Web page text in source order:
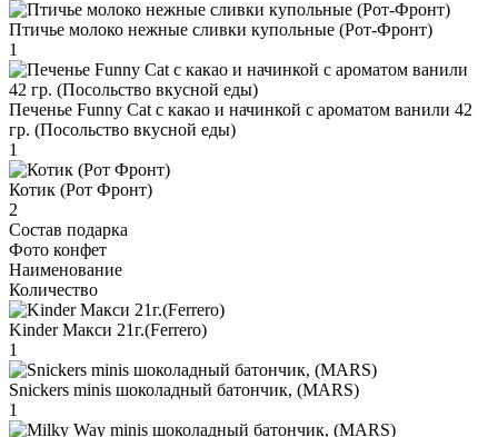
Птичье молоко нежные сливки купольные (Рот-Фронт)
1
Печенье Funny Сat с какао и начинкой с ароматом ванили 42
гр. (Посольство вкусной еды)
1
Котик (Рот Фронт)
2
Состав подарка
Фото конфет
Наименование
Количество
Kinder Макси 21г.(Ferrero)
1
Snickers minis шоколадный батончик, (MARS)
1